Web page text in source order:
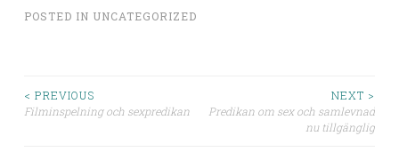
POSTED IN UNCATEGORIZED
Post navigation
< PREVIOUS
Filminspelning och sexpredikan
NEXT >
Predikan om sex och samlevnad
nu tillgänglig